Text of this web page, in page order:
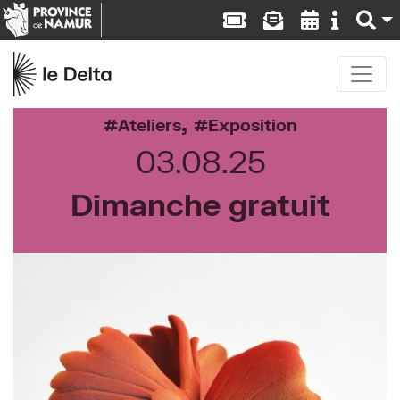
Ateliers, Exposition
03.08.25
Dimanche gratuit